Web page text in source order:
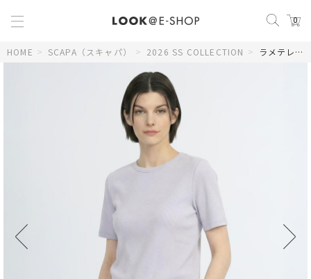
0
HOME > SCAPA（スキャパ） > 2026 SS COLLECTION > ラメテレコカットソー